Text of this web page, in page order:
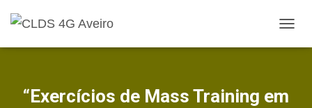
L
N
“Exercícios de Mass Training em